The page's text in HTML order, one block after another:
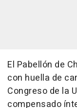
El Pabellón de
con huella de
Congreso de la
compensado